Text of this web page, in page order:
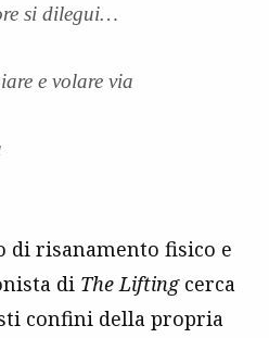
si dilegui…
e volare via
di risanamento fisico e
di The Liftingcerca
confini della propria